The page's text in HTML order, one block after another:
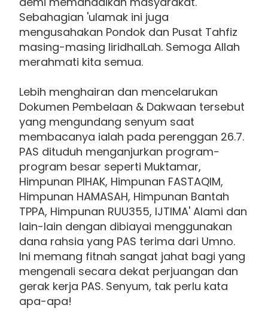
Sebahagian 'ulamak ini juga
mengusahakan Pondok dan Pusat Tahfiz
masing-masing liridhalLah. Semoga Allah
merahmati kita semua.
Lebih menghairan dan mencelarukan
Dokumen Pembelaan & Dakwaan tersebut
yang mengundang senyum saat
membacanya ialah pada perenggan 26.7.
PAS dituduh menganjurkan program-
program besar seperti Muktamar,
Himpunan PIHAK, Himpunan FASTAQIM,
Himpunan HAMASAH, Himpunan Bantah
TPPA, Himpunan RUU355, IJTIMA' Alami dan
lain-lain dengan dibiayai menggunakan
dana rahsia yang PAS terima dari Umno.
Ini memang fitnah sangat jahat bagi yang
mengenali secara dekat perjuangan dan
gerak kerja PAS. Senyum, tak perlu kata
apa-apa!